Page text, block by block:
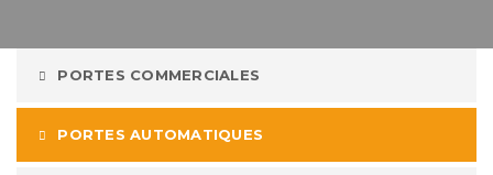
PORTES COMMERCIALES
PORTES AUTOMATIQUES